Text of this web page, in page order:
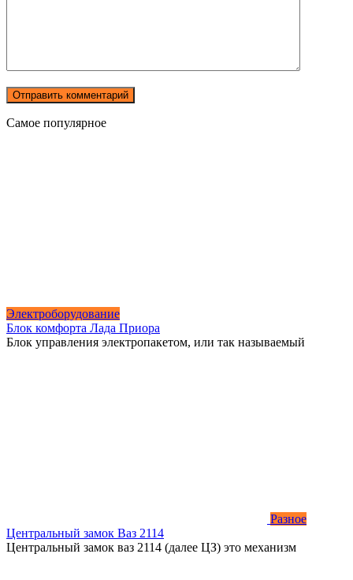
Самое популярное
Электроборудование
Блок комфорта Лада Приора
Блок управления электропакетом, или так называемый
Разное
Центральный замок Ваз 2114
Центральный замок ваз 2114 (далее ЦЗ) это механизм